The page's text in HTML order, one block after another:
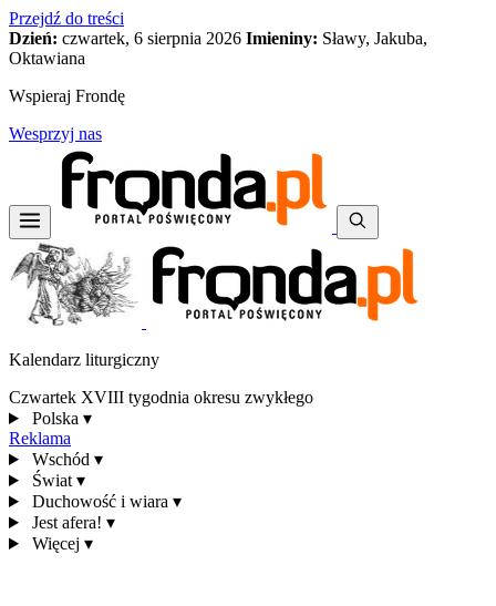
Przejdź do treści
Dzień: czwartek, 6 sierpnia 2026 Imieniny: Sławy, Jakuba,
Oktawiana
Wspieraj Frondę
Wesprzyj nas
Kalendarz liturgiczny
Czwartek XVIII tygodnia okresu zwykłego
Polska ▾
Reklama
Wschód ▾
Świat ▾
Duchowość i wiara ▾
Jest afera! ▾
Więcej ▾